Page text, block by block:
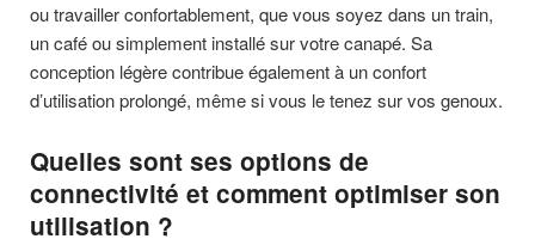
ou travailler confortablement, que vous soyez dans un train,
un café ou simplement installé sur votre canapé. Sa
conception légère contribue également à un confort
d’utilisation prolongé, même si vous le tenez sur vos genoux.
Quelles sont ses options de
connectivité et comment optimiser son
utilisation ?